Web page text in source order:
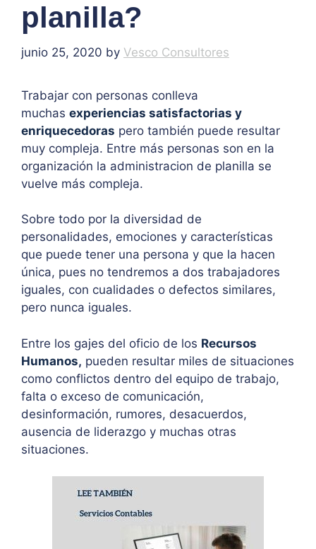
planilla?
junio 25, 2020 by Vesco Consultores
Trabajar con personas conlleva
muchas experiencias satisfactorias y
enriquecedoras pero también puede resultar
muy compleja. Entre más personas son en la
organización la administracion de planilla se
vuelve más compleja.
Sobre todo por la diversidad de
personalidades, emociones y características
que puede tener una persona y que la hacen
única, pues no tendremos a dos trabajadores
iguales, con cualidades o defectos similares,
pero nunca iguales.
Entre los gajes del oficio de los Recursos
Humanos, pueden resultar miles de situaciones
como conflictos dentro del equipo de trabajo,
falta o exceso de comunicación,
desinformación, rumores, desacuerdos,
ausencia de liderazgo y muchas otras
situaciones.